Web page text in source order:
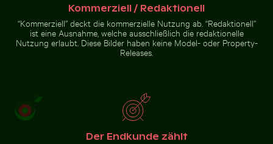
Sonnenuntergangsblick
aus Flugzeugfenster
mit Flügelsilhouette
Le Morne Brabant Berg und
Küste in Mauritius
Hand pustet Seifenblasen
am Meer
Kommerziell / Redaktionell
“Kommerziell” deckt die kommerzielle Nutzung ab. “Redaktionell”
ist eine Ausnahme, welche ausschließlich die redaktionelle
Nutzung erlaubt. Diese Bilder haben keine Model- oder Property-
Releases.
Der Endkunde zählt